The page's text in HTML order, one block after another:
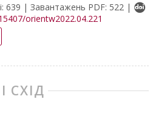
639 | Завантажень PDF: 522 |
orientw2022.04.221
СХІД